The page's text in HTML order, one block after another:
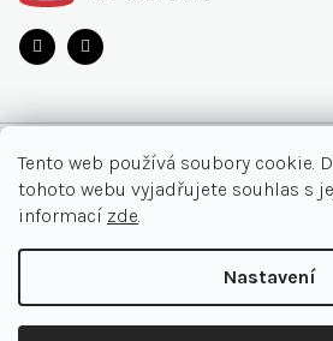
Tento web používá soubory cookie.
tohoto webu vyjadřujete souhlas s
informací zde.
Nastavení
O NÁKUPU
Akce
Nejčastější otázky
Doručení a platby
INFORMACE
Kontakt
+420 905 33 22 11